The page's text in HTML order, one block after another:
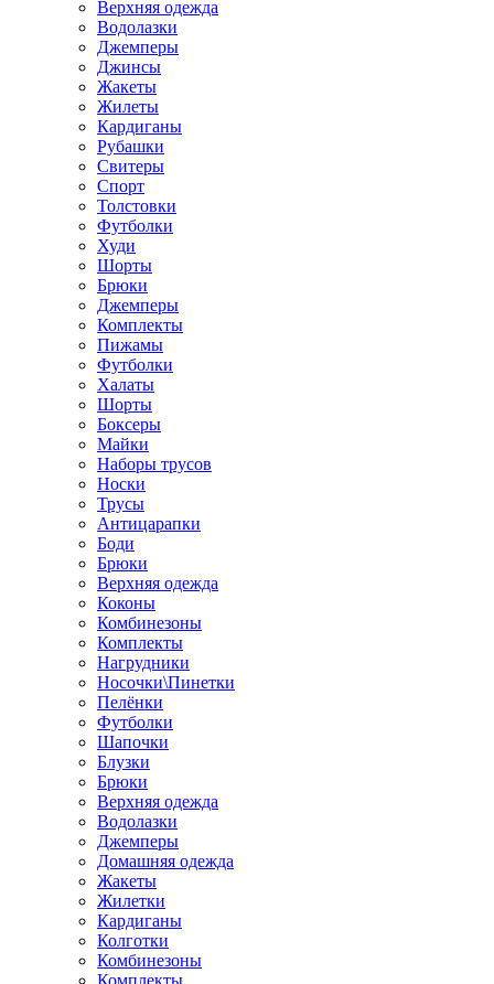
Верхняя одежда
Водолазки
Джемперы
Джинсы
Жакеты
Жилеты
Кардиганы
Рубашки
Свитеры
Спорт
Толстовки
Футболки
Худи
Шорты
Брюки
Джемперы
Комплекты
Пижамы
Футболки
Халаты
Шорты
Боксеры
Майки
Наборы трусов
Носки
Трусы
Антицарапки
Боди
Брюки
Верхняя одежда
Коконы
Комбинезоны
Комплекты
Нагрудники
Носочки\Пинетки
Пелёнки
Футболки
Шапочки
Блузки
Брюки
Верхняя одежда
Водолазки
Джемперы
Домашняя одежда
Жакеты
Жилетки
Кардиганы
Колготки
Комбинезоны
Комплекты